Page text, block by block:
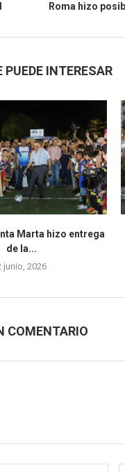
Roma hizo
INTERESAR
Marta hizo entrega
de la...
junio, 2026
COMENTARIO